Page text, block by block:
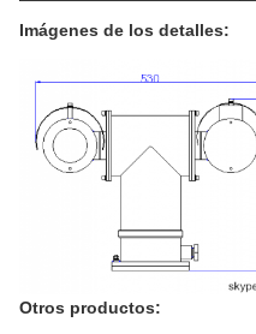
Imágenes de los detalles:
Otros productos: